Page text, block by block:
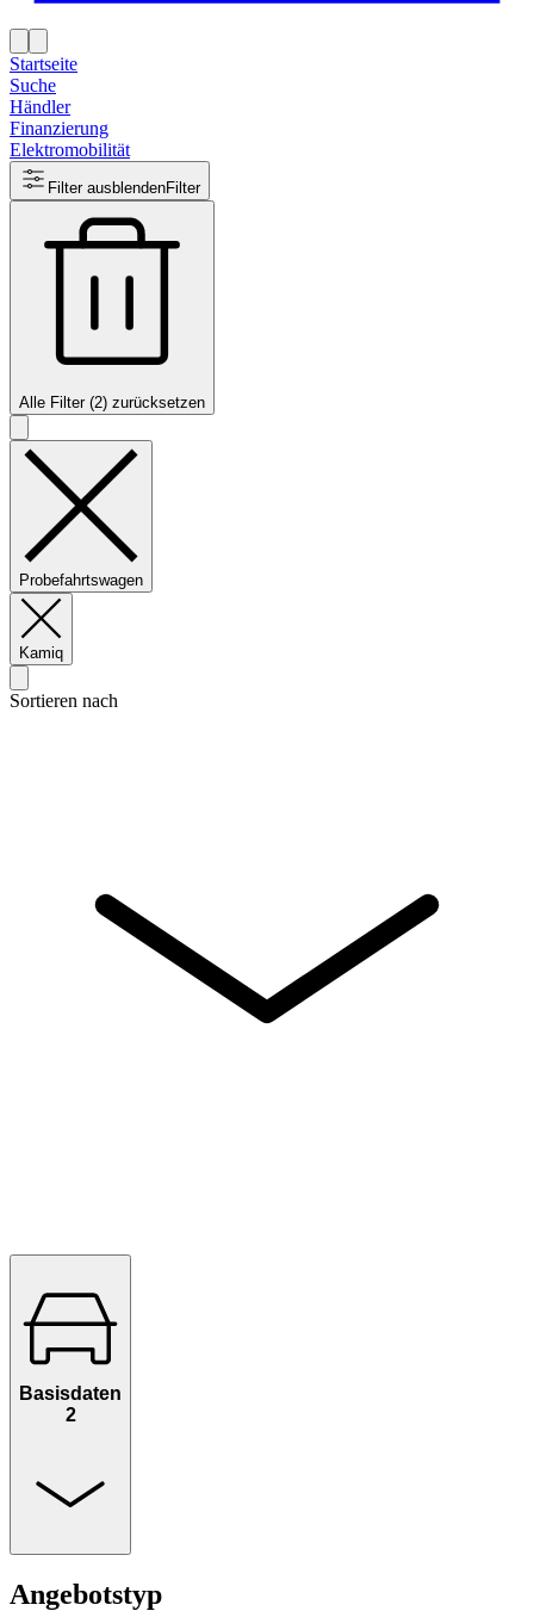
Startseite
Suche
Händler
Finanzierung
Elektromobilität
Filter ausblendenFilter
Alle Filter (2) zurücksetzen
Probefahrtswagen
Kamiq
Sortieren nach
Basisdaten
2
Angebotstyp